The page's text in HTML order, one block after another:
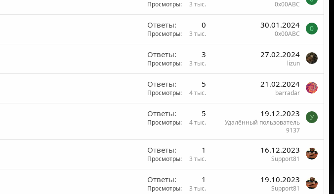
Просмотры 3 тыс. 0x00ABC
Ответы 0
Просмотры 3 тыс.
30.01.2024
0x00ABC
0
Ответы 3
Просмотры 3 тыс.
27.02.2024
lizun
Ответы 5
Просмотры 4 тыс.
21.02.2024
barradar
Ответы 5
Просмотры 4 тыс.
19.12.2023
Удалённый пользователь
9137
У
Ответы 1
Просмотры 3 тыс.
16.12.2023
Support81
Ответы 1
Просмотры 3 тыс.
19.10.2023
Support81